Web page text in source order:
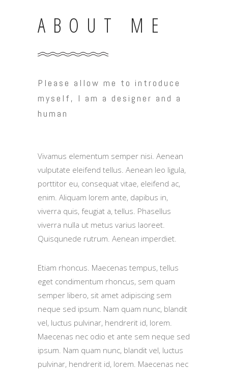
ABOUT ME
Please allow me to introduce
myself, I am a designer and a
human
Vivamus elementum semper nisi. Aenean
vulputate eleifend tellus. Aenean leo ligula,
porttitor eu, consequat vitae, eleifend ac,
enim. Aliquam lorem ante, dapibus in,
viverra quis, feugiat a, tellus. Phasellus
viverra nulla ut metus varius laoreet.
Quisqunede rutrum. Aenean imperdiet.
Etiam rhoncus. Maecenas tempus, tellus
eget condimentum rhoncus, sem quam
semper libero, sit amet adipiscing sem
neque sed ipsum. Nam quam nunc, blandit
vel, luctus pulvinar, hendrerit id, lorem.
Maecenas nec odio et ante sem neque sed
ipsum. Nam quam nunc, blandit vel, luctus
pulvinar, hendrerit id, lorem. Maecenas nec